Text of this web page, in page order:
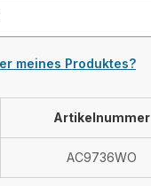
meines Produktes?
Artikelnummer
AC9736WO